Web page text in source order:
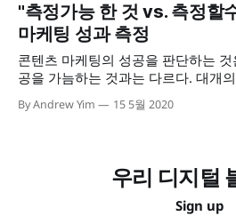
"측정가능 한 것 vs. 측정할
마케팅 성과 측정
콘텐츠 마케팅의 성공을 판단하는
공을 가늠하는 것과는 다르다. 대개
있어서는 '목적'이라는 것을 갖고 있
이러저러한 반응을 얻어내는 것 이외
By Andrew Yim 15 5월 2020
우리 디지털
Sign up